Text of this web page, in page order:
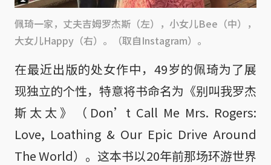
佩琦一家，丈夫吉姆罗杰斯（左），小女儿Bee（中），
大女儿Happy（右）。（取自Instagram）。
在最近出版的处女作中，49岁的佩琦为了展
现独立的个性，特意将书命名为《别叫我罗杰
斯太太》（Don’t Call Me Mrs. Rogers:
Love, Loathing & Our Epic Drive Around
The World）。这本书以20年前那场环游世界